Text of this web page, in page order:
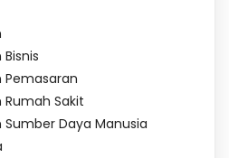
Sakit
Daya Manusia